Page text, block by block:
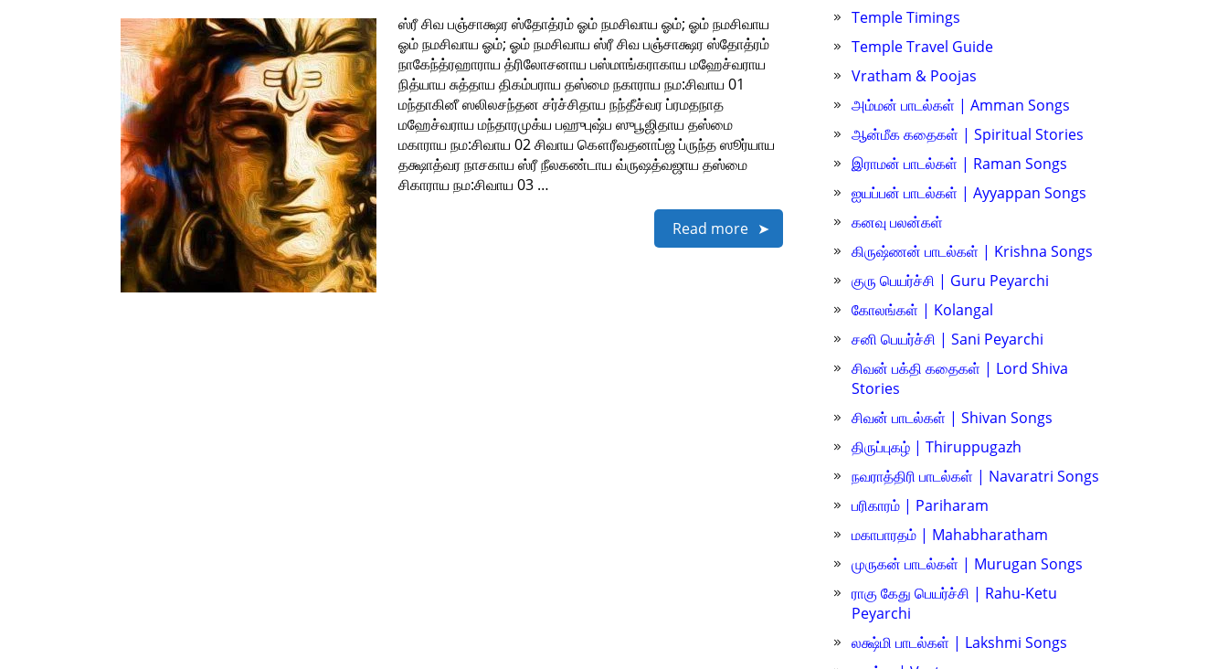
ஸ்ரீ சிவ பஞ்சாக்ஷர ஸ்தோத்ரம் ஓம் நமசிவாய ஓம்; ஓம் நமசிவாய
ஓம் நமசிவாய ஓம்; ஓம் நமசிவாய ஸ்ரீ சிவ பஞ்சாக்ஷர ஸ்தோத்ரம்
நாகேந்த்ரஹாராய த்ரிலோசனாய பஸ்மாங்கராகாய மஹேச்வராய
நித்யாய சுத்தாய திகம்பராய தஸ்மை நகாராய நம:சிவாய 01
மந்தாகினீ ஸலிலசந்தன சர்ச்சிதாய நந்தீச்வர ப்ரமதநாத
மஹேச்வராய மந்தாரமுக்ய பஹுபுஷ்ப ஸுபூஜிதாய தஸ்மை
மகாராய நம:சிவாய 02 சிவாய கௌரீவதனாப்ஜ ப்ருந்த ஸூர்யாய
தக்ஷாத்வர நாசகாய ஸ்ரீ நீலகண்டாய வ்ருஷத்வஜாய தஸ்மை
சிகாராய நம:சிவாய 03 …
Read more
Temple Timings
Temple Travel Guide
Vratham & Poojas
அம்மன் பாடல்கள் | Amman Songs
ஆன்மீக கதைகள் | Spiritual Stories
இராமன் பாடல்கள் | Raman Songs
ஐயப்பன் பாடல்கள் | Ayyappan Songs
கனவு பலன்கள்
கிருஷ்ணன் பாடல்கள் | Krishna Songs
குரு பெயர்ச்சி | Guru Peyarchi
கோலங்கள் | Kolangal
சனி பெயர்ச்சி | Sani Peyarchi
சிவன் பக்தி கதைகள் | Lord Shiva
Stories
சிவன் பாடல்கள் | Shivan Songs
திருப்புகழ் | Thiruppugazh
நவராத்திரி பாடல்கள் | Navaratri Songs
பரிகாரம் | Pariharam
மகாபாரதம் | Mahabharatham
முருகன் பாடல்கள் | Murugan Songs
ராகு கேது பெயர்ச்சி | Rahu-Ketu
Peyarchi
லக்ஷ்மி பாடல்கள் | Lakshmi Songs